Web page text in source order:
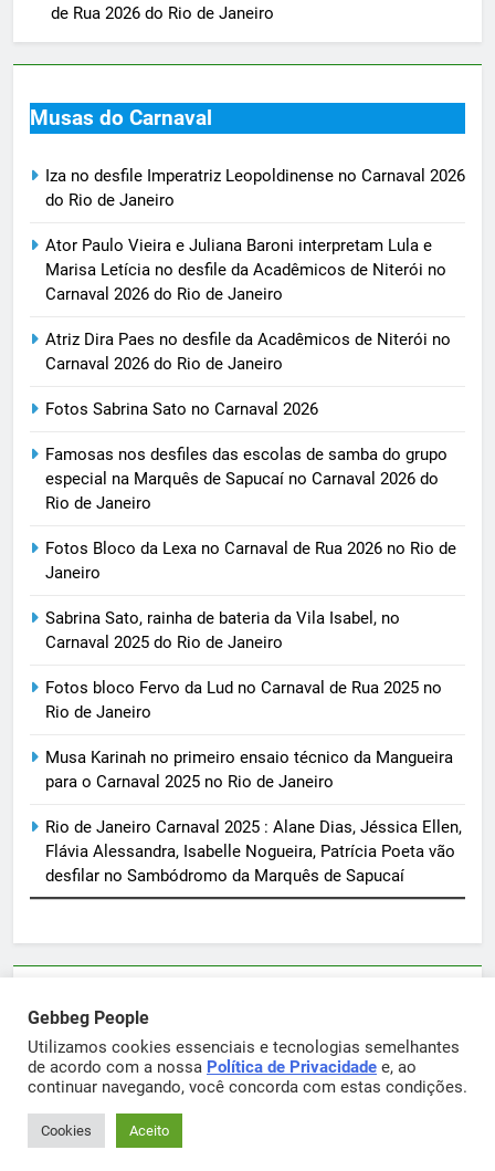
de Rua 2026 do Rio de Janeiro
Musas do Carnaval
Iza no desfile Imperatriz Leopoldinense no Carnaval 2026
do Rio de Janeiro
Ator Paulo Vieira e Juliana Baroni interpretam Lula e
Marisa Letícia no desfile da Acadêmicos de Niterói no
Carnaval 2026 do Rio de Janeiro
Atriz Dira Paes no desfile da Acadêmicos de Niterói no
Carnaval 2026 do Rio de Janeiro
Fotos Sabrina Sato no Carnaval 2026
Famosas nos desfiles das escolas de samba do grupo
especial na Marquês de Sapucaí no Carnaval 2026 do
Rio de Janeiro
Fotos Bloco da Lexa no Carnaval de Rua 2026 no Rio de
Janeiro
Sabrina Sato, rainha de bateria da Vila Isabel, no
Carnaval 2025 do Rio de Janeiro
Fotos bloco Fervo da Lud no Carnaval de Rua 2025 no
Rio de Janeiro
Musa Karinah no primeiro ensaio técnico da Mangueira
para o Carnaval 2025 no Rio de Janeiro
Rio de Janeiro Carnaval 2025 : Alane Dias, Jéssica Ellen,
Flávia Alessandra, Isabelle Nogueira, Patrícia Poeta vão
desfilar no Sambódromo da Marquês de Sapucaí
sortimentos@yahoo.com.br
Gebbeg Powered ByBlazeThemes.
Gebbeg People
Utilizamos cookies essenciais e tecnologias semelhantes
de acordo com a nossa Política de Privacidade e, ao
continuar navegando, você concorda com estas condições.
Cookies Aceito